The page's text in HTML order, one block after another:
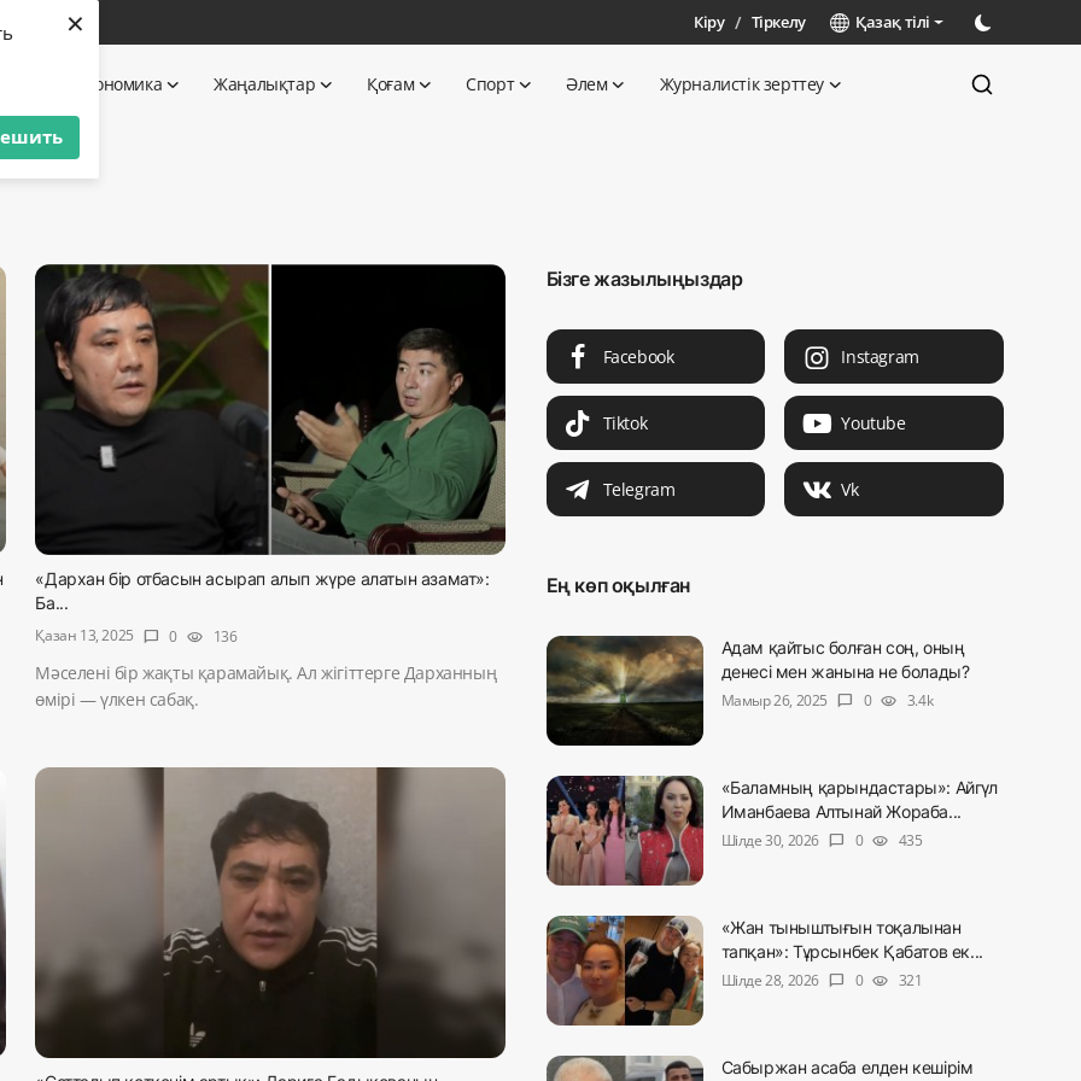
× Кіру / Тіркелу Қазақ тілі
Экономика Жаңалықтар Қоғам Спорт Әлем Журналистік зерттеу
«Дархан бір отбасын асырап алып жүре алатын азамат»:
Ба...
Қазан 13, 2025
chat_bubble 0 visibility 136
Мәселені бір жақты қарамайық. Ал жігіттерге Дарханның
өмірі — үлкен сабақ.
Бізге жазылыңыздар
Facebook Instagram
Tiktok Youtube
Telegram Vk
Ең көп оқылған
Адам қайтыс болған соң, оның
денесі мен жанына не болады?
Мамыр 26, 2025
chat_bubble 0 visibility 3.4k
«Баламның қарындастары»: Айгүл
Иманбаева Алтынай Жораба...
Шілде 30, 2026
chat_bubble 0 visibility 435
«Жан тыныштығын тоқалынан
тапқан»: Тұрсынбек Қабатов ек...
Шілде 28, 2026
chat_bubble 0 visibility 321
Сабыржан асаба елден кешірім